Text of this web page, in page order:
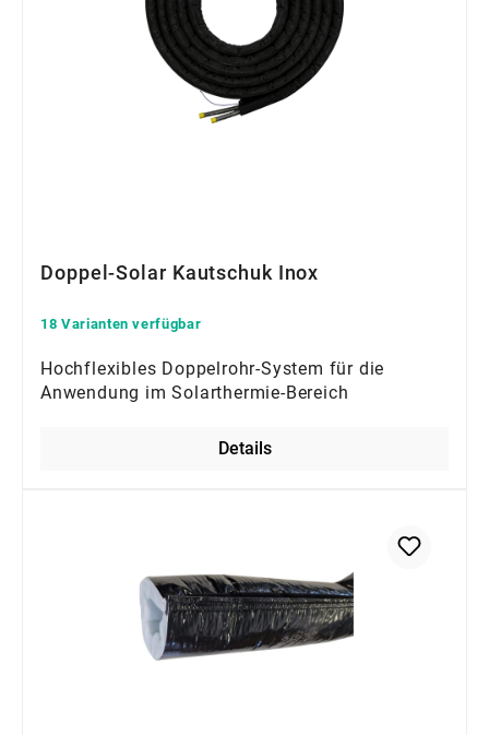
Doppel-Solar Kautschuk Inox
18 Varianten verfügbar
Hochflexibles Doppelrohr-System für die
Anwendung im Solarthermie-Bereich
Details